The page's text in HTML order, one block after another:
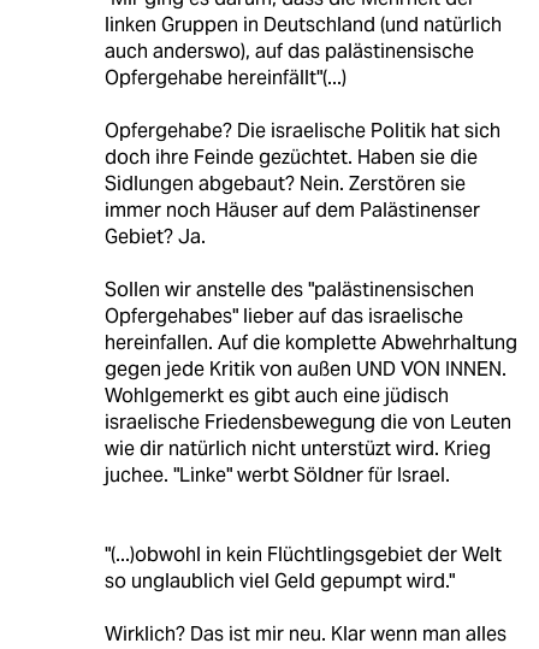
linken Gruppen in Deutschland (und natürlich
auch anderswo), auf das palästinensische
Opfergehabe hereinfällt"(...)
Opfergehabe? Die israelische Politik hat sich
doch ihre Feinde gezüchtet. Haben sie die
Sidlungen abgebaut? Nein. Zerstören sie
immer noch Häuser auf dem Palästinenser
Gebiet? Ja.
Sollen wir anstelle des "palästinensischen
Opfergehabes" lieber auf das israelische
hereinfallen. Auf die komplette Abwehrhaltung
gegen jede Kritik von außen UND VON INNEN.
Wohlgemerkt es gibt auch eine jüdisch
israelische Friedensbewegung die von Leuten
wie dir natürlich nicht unterstüzt wird. Krieg
juchee. "Linke" werbt Söldner für Israel.
"(...)obwohl in kein Flüchtlingsgebiet der Welt
so unglaublich viel Geld gepumpt wird."
Wirklich? Das ist mir neu. Klar wenn man alles